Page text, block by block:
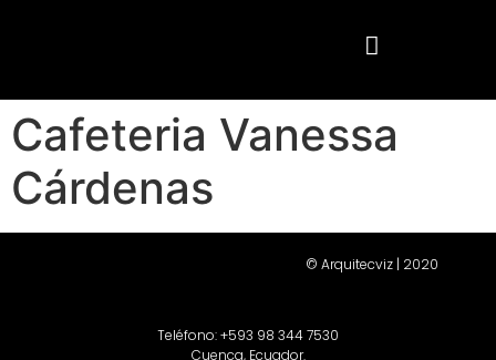
Cafeteria Vanessa
Cárdenas
© Arquitecviz | 2020
Teléfono: +593 98 344 7530
Cuenca, Ecuador.